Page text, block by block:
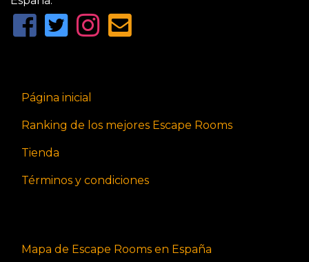
Página inicial
Ranking de los mejores Escape Rooms
Tienda
Términos y condiciones
Mapa de Escape Rooms en España